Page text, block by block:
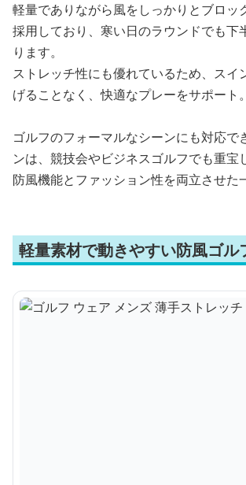
軽量でありながら風をしっかりとブロッ
採用しており、寒い日のラウンドでも下
ります。
ストレッチ性にも優れているため、スイ
げることなく、快適なプレーをサポート。
ゴルフのフォーマルなシーンにも対応で
ンは、競技会やビジネスゴルフでも重宝
防風機能とファッション性を両立させた
軽量素材で動きやすい防風ゴル